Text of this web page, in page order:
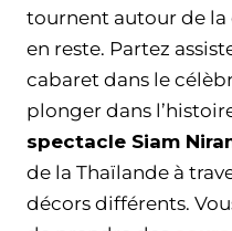
tournent autour de la
en reste. Partez
cabaret dans le
plonger dans
spectacle Siam
de la Thaïlande à
décors différents.